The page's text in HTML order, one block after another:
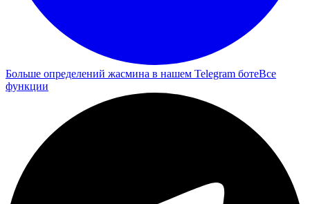
Больше определений жасмина в нашем Telegram ботеВсе
функции